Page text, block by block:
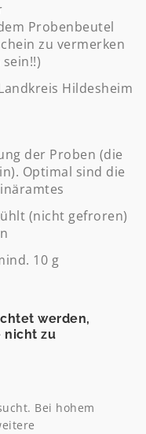
Probenbeutel
zu vermerken
Hildesheim
der Proben (die
Optimal sind die
(nicht gefroren)
10 g
werden,
nicht zu
Bei hohem